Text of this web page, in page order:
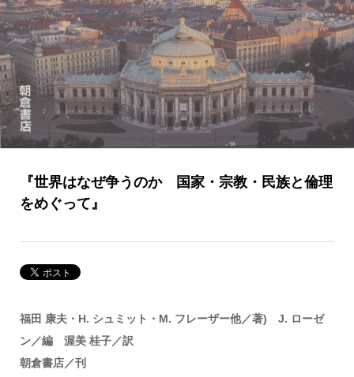
『世界はなぜ争うのか 国家・宗教・民族と倫理
をめぐって』
福田 康夫・H. シュミット・M. フレーザー他／著) J. ローゼ
ン／編 渥美 桂子／訳
朝倉書店／刊